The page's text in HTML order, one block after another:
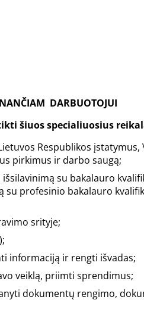
DARBUOTOJUI
šiuos specialiuosius
Respublikos
pirkimus ir darbo saugą;
su bakalauro
su profesinio bakalauro
srityje;
informaciją ir rengti išvadas;
veiklą, priimti sprendimus;
dokumentų rengimo,